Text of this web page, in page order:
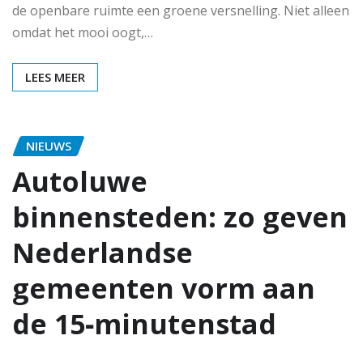
de openbare ruimte een groene versnelling. Niet alleen
omdat het mooi oogt,…
LEES MEER
NIEUWS
Autoluwe
binnensteden: zo geven
Nederlandse
gemeenten vorm aan
de 15‑minutenstad